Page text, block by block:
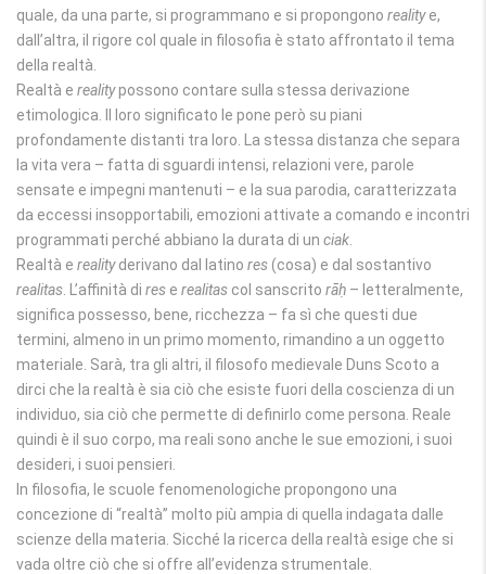
quale, da una parte, si programmano e si propongono realitye,
dall’altra, il rigore col quale in filosofia è stato affrontato il tema
della realtà.
Realtà e realitypossono contare sulla stessa derivazione
etimologica. Il loro significato le pone però su piani
profondamente distanti tra loro. La stessa distanza che separa
la vita vera – fatta di sguardi intensi, relazioni vere, parole
sensate e impegni mantenuti – e la sua parodia, caratterizzata
da eccessi insopportabili, emozioni attivate a comando e incontri
programmati perché abbiano la durata di un ciak
Realtà e realityderivano dal latino res (cosa) e dal sostantivo
realitas . L’affinità di res e realitas col sanscrito rāḥ – letteralmente,
significa possesso, bene, ricchezza – fa sì che questi due
termini, almeno in un primo momento, rimandino a un oggetto
materiale. Sarà, tra gli altri, il filosofo medievale Duns Scoto a
dirci che la realtà è sia ciò che esiste fuori della coscienza di un
individuo, sia ciò che permette di definirlo come persona. Reale
quindi è il suo corpo, ma reali sono anche le sue emozioni, i suoi
desideri, i suoi pensieri.
In filosofia, le scuole fenomenologiche propongono una
concezione di “realtà” molto più ampia di quella indagata dalle
scienze della materia. Sicché la ricerca della realtà esige che si
vada oltre ciò che si offre all’evidenza strumentale.